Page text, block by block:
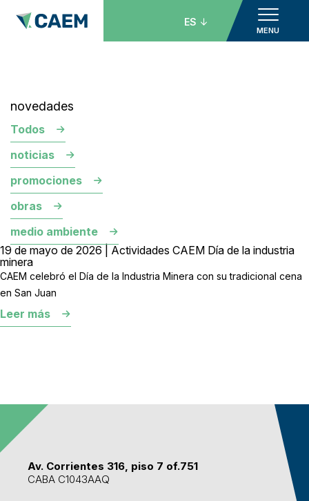
MENU
ES
novedades
Todos
noticias
promociones
obras
medio ambiente
19 de mayo de 2026 | Actividades CAEM Día de la industria
minera
CAEM celebró el Día de la Industria Minera con su tradicional cena
en San Juan
Leer más
Av. Corrientes 316, piso 7 of.751
CABA C1043AAQ